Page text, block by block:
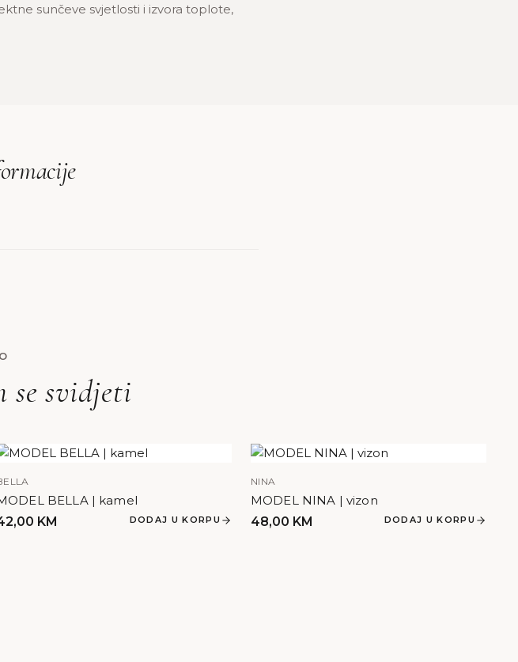
sunčeve svjetlosti i izvora toplote,
se svidjeti
BELLA | kamel
KM DODAJ U KORPU
NINA
MODEL NINA | vizon
48,00 KM DODAJ U KORPU